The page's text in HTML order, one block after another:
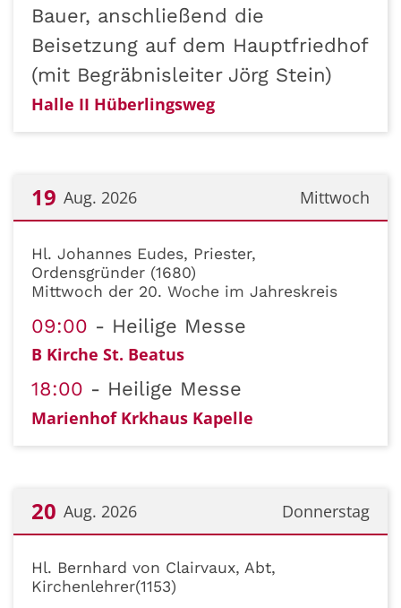
Bauer, anschließend die
Beisetzung auf dem Hauptfriedhof
(mit Begräbnisleiter Jörg Stein)
Halle II Hüberlingsweg
Mittwoch
19 Aug. 2026
Hl. Johannes Eudes, Priester,
Ordensgründer (1680)
Mittwoch der 20. Woche im Jahreskreis
09:00 Heilige Messe
B Kirche St. Beatus
18:00 Heilige Messe
Marienhof Krkhaus Kapelle
Donnerstag
20 Aug. 2026
Hl. Bernhard von Clairvaux, Abt,
Kirchenlehrer(1153)